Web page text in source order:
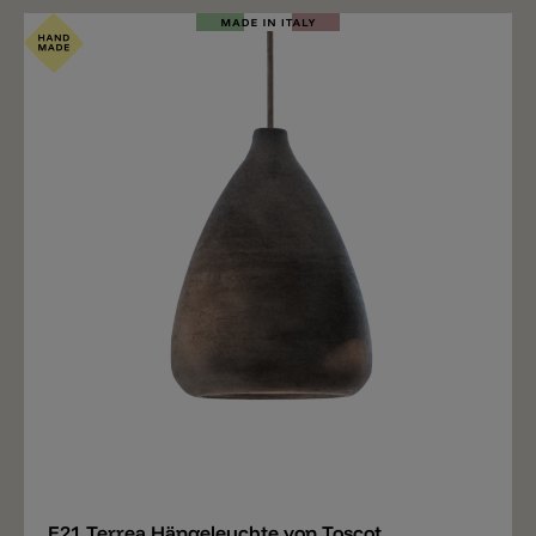
Paar oder 3-er Kombination, oder aber auch installiert
als sehr große Familie. Terrea bietet in Anordnung,
Form und Farbe maximale Individualisierbarkeit. •
Kabellänge Standard 150cm, weitere Kabellängen auf
Standardfarben vorausgewählt. Auf Anfrage sind
über 20 weitere Farben erhältlich. Zu beachten! Jede
Leuchte wird auf Bestellung getöpfert, gebrannt &
gefärbt. Die Lieferzeiten betragen hierfür je nach
Vorgang eine, aber auch bis zu fünf Wochen. Die
Leuchte kommt aufgrund ihrer Individualisierbarkeit
ohne Deckenrosette. Für die Installation kann eine
Standardrosette (siehe Accessoires) oder auch mit
Sammelrosette verbaut werden. Als Leuchtmittel wird
ein Par20 Leuchtmittel empfohlen, mit warmer
Lichtfarbe (2700k) und CRI>90. Es ergibt sich absolut
blendfreies aber kräftiges Licht unter der Leuchte.